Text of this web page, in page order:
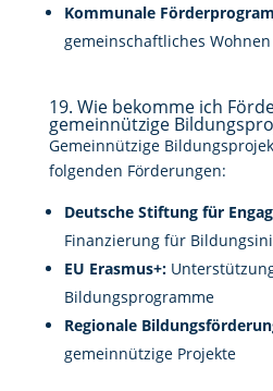
Kommunale
gemeinschaftliches Wohnen
19. Wie bekomme ich
gemeinnützige
Gemeinnützige
folgenden Förderungen:
Deutsche Stiftung für
Finanzierung für
EU Erasmus+:
Bildungsprogramme
Regionale
gemeinnützige Projekte